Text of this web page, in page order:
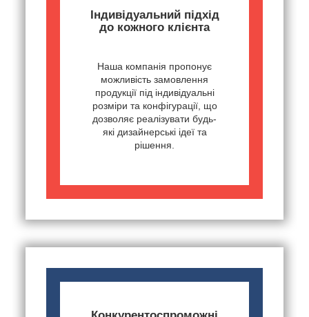
Індивідуальний підхід
до кожного клієнта
Наша компанія пропонує
можливість замовлення
продукції під індивідуальні
розміри та конфігурації, що
дозволяє реалізувати будь-
які дизайнерські ідеї та
рішення.